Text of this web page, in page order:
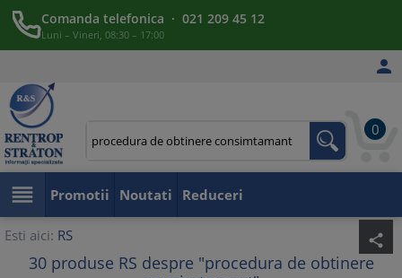
Comanda telefonica · 021 209 45 12
Luni – Vineri, 08:30 – 17:00

0
 Promotii Noutati Reduceri
Esti aici: RS share
30 produse RS despre "procedura de obtinere